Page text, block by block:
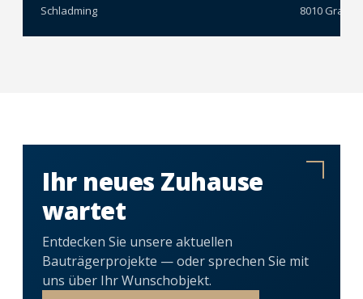
Schladming 8010 Graz
Ihr neues Zuhause
wartet
Entdecken Sie unsere aktuellen
Bauträgerprojekte — oder sprechen Sie mit
uns über Ihr Wunschobjekt.